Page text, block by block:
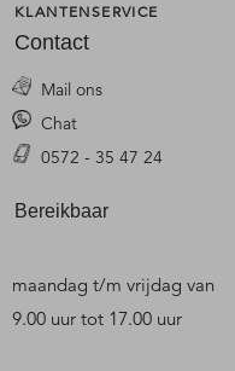
KLANTENSERVICE
Contact
Mail ons
Chat
0572 - 35 47 24
Bereikbaar
maandag t/m vrijdag van
9.00 uur tot 17.00 uur